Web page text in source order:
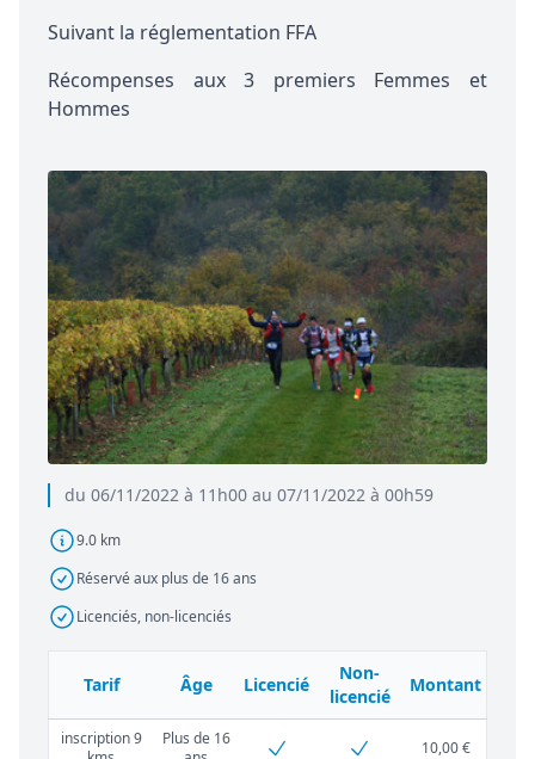
du 06/11/2022 à 11h00 au 07/11/2022 à 00h59
9.0 km
Réservé aux plus de 16 ans
Licenciés, non-licenciés
Suivant la réglementation FFA
Récompenses aux 3 premiers Femmes et
Hommes
Tarif Âge Licencié
Non-
licencié
Montant
inscription 9
Plus de 16
10,00 €